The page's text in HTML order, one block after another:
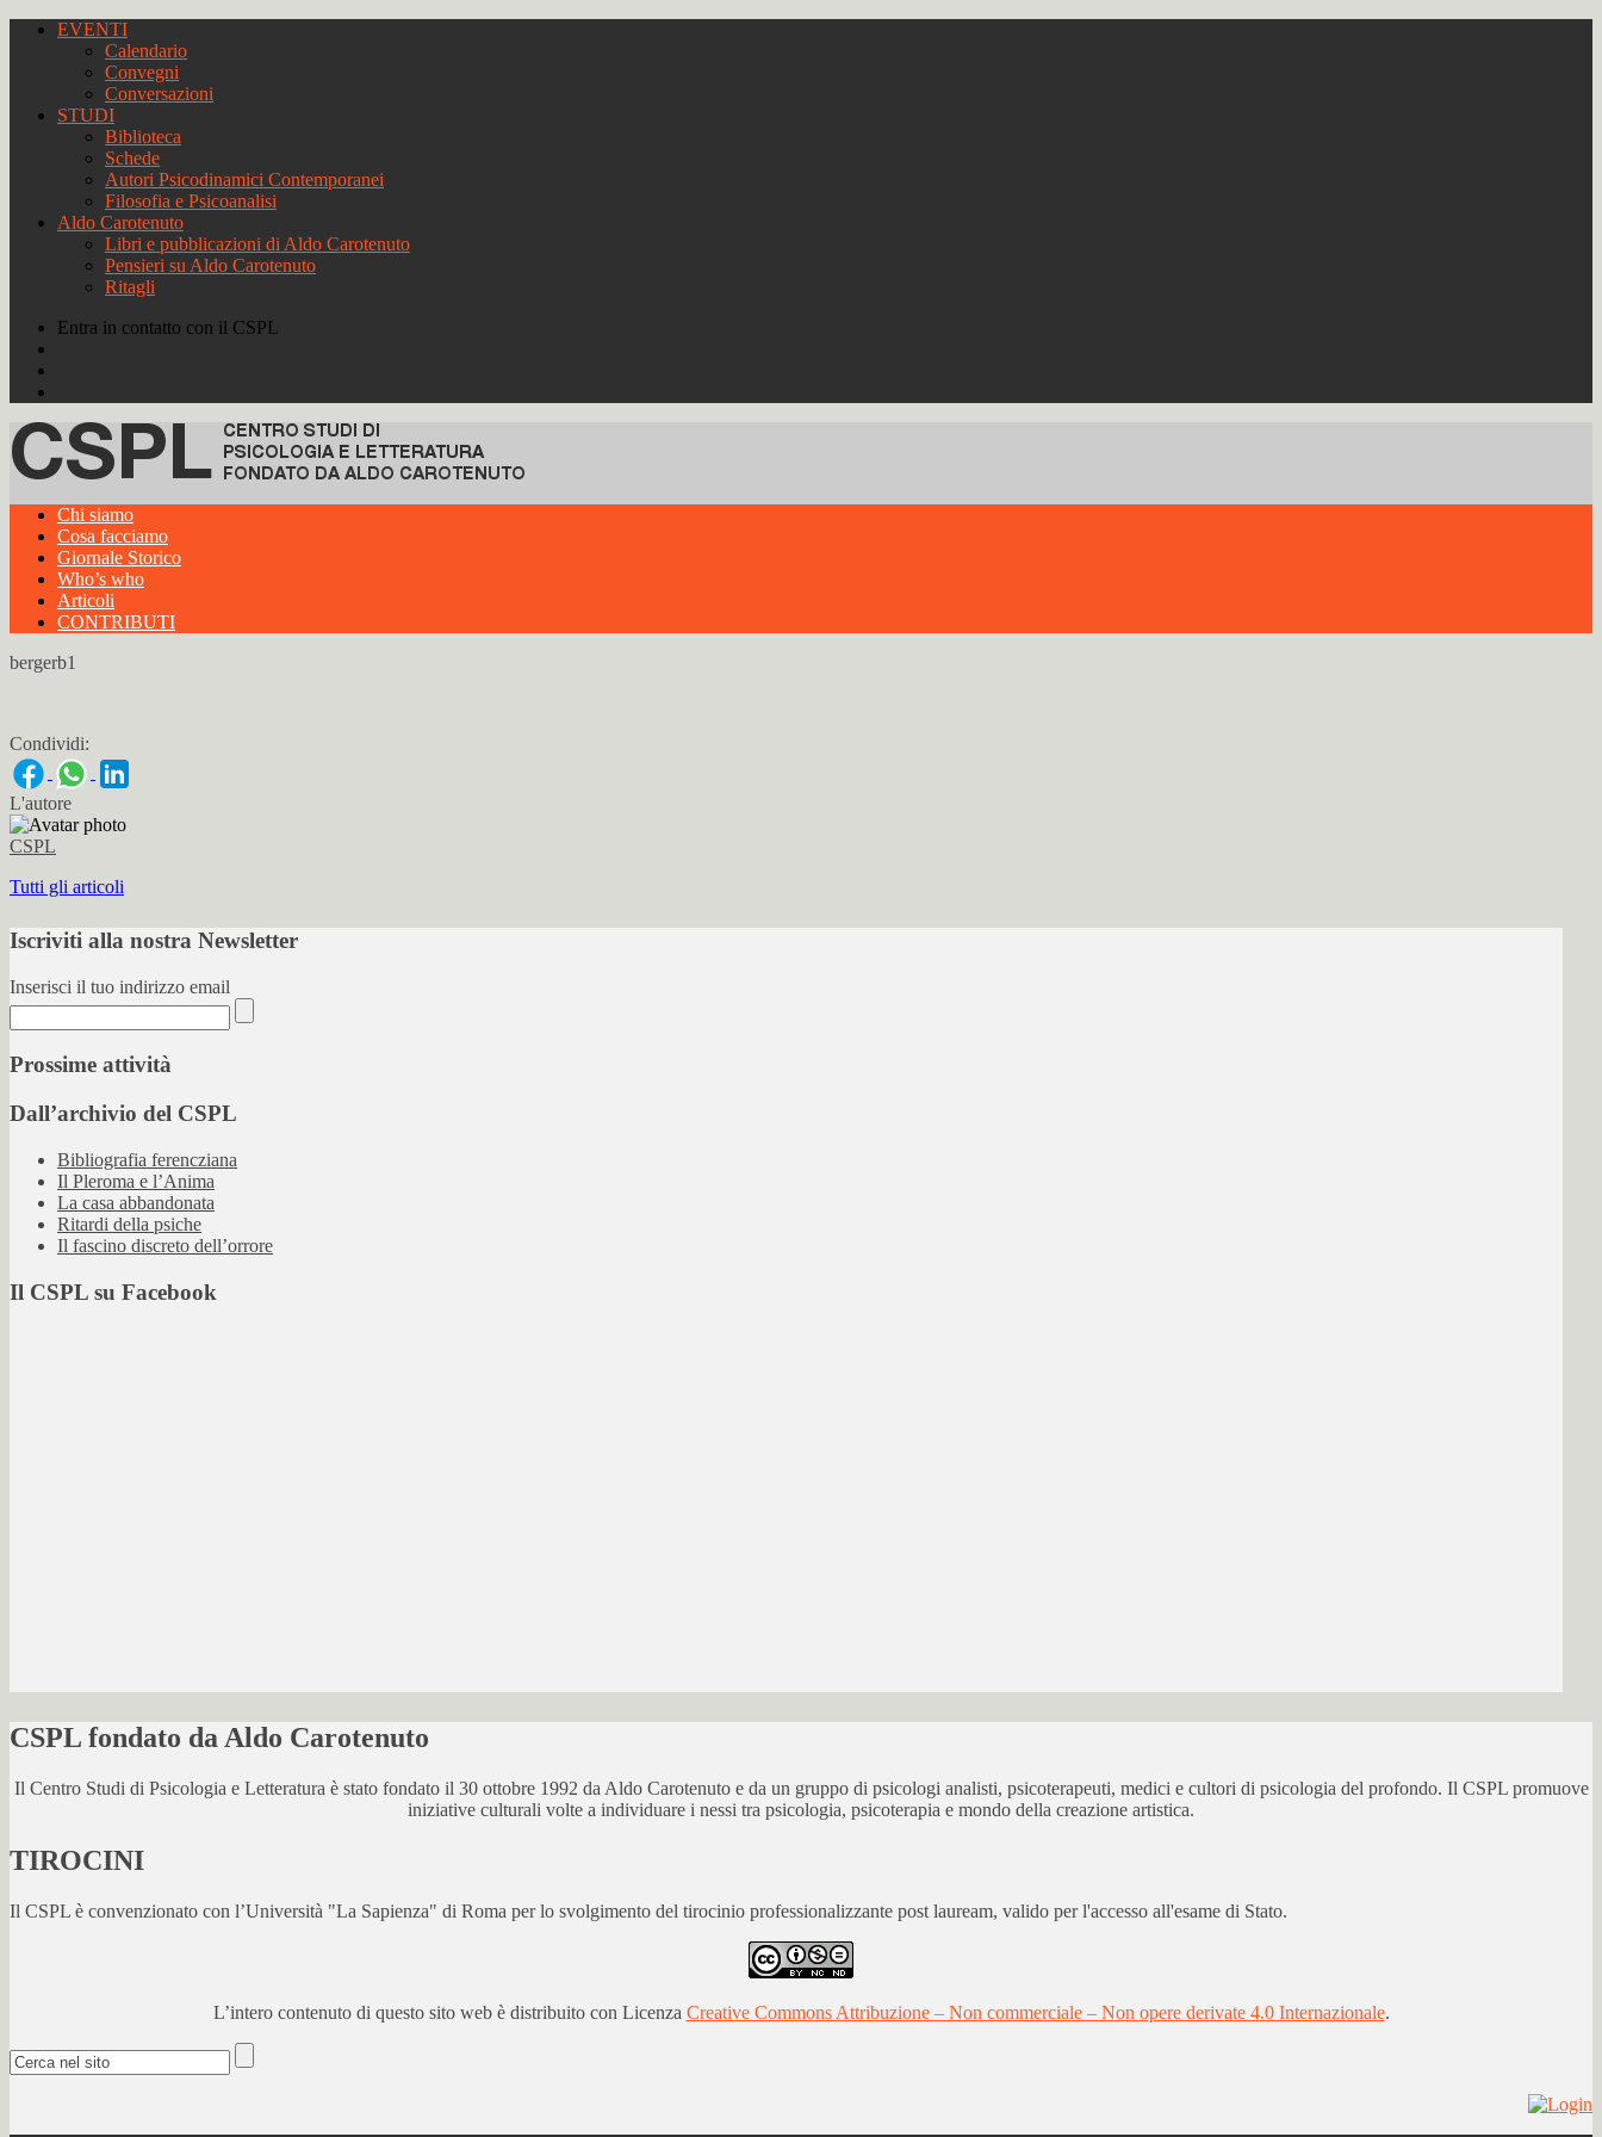
EVENTI
Calendario
Convegni
Conversazioni
STUDI
Biblioteca
Schede
Autori Psicodinamici Contemporanei
Filosofia e Psicoanalisi
Aldo Carotenuto
Libri e pubblicazioni di Aldo Carotenuto
Pensieri su Aldo Carotenuto
Ritagli
Entra in contatto con il CSPL
Chi siamo
Cosa facciamo
Giornale Storico
Who’s who
Articoli
CONTRIBUTI
bergerb1
Condividi:
L'autore
CSPL
Tutti gli articoli
Iscriviti alla nostra Newsletter
Inserisci il tuo indirizzo email
Prossime attività
Dall’archivio del CSPL
Bibliografia ferencziana
Il Pleroma e l’Anima
La casa abbandonata
Ritardi della psiche
Il fascino discreto dell’orrore
Il CSPL su Facebook
CSPL fondato da Aldo Carotenuto
Il Centro Studi di Psicologia e Letteratura è stato fondato il 30 ottobre 1992 da Aldo Carotenuto e da un gruppo di psicologi analisti, psicoterapeuti, medici e cultori di psicologia del profondo. Il CSPL promuove
iniziative culturali volte a individuare i nessi tra psicologia, psicoterapia e mondo della creazione artistica.
TIROCINI
Il CSPL è convenzionato con l’Università "La Sapienza" di Roma per lo svolgimento del tirocinio professionalizzante post lauream, valido per l'accesso all'esame di Stato.
L’intero contenuto di questo sito web è distribuito con Licenza Creative Commons Attribuzione – Non commerciale – Non opere derivate 4.0 Internazionale.